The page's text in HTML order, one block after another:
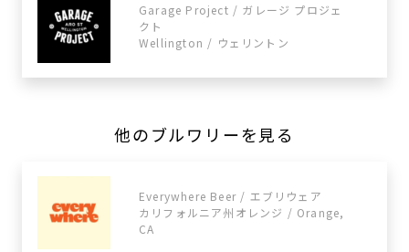
Garage Project / ガレージ プロジェ
クト
Wellington / ウェリントン
他のブルワリーを見る
Everywhere Beer / エブリウェア
カリフォルニア州オレンジ / Orange,
CA